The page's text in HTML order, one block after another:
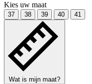
Kies uw maat
37 38 39 40 41
Wat is mijn maat?